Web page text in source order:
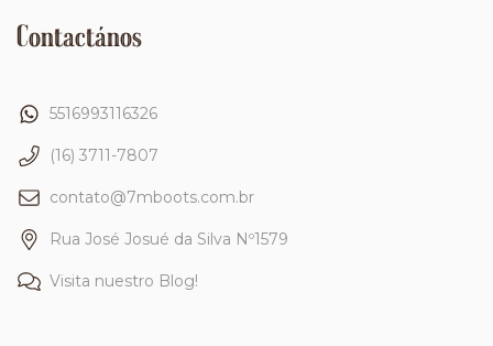
Contactános
5516993116326
(16) 3711-7807
contato@7mboots.com.br
Rua José Josué da Silva Nº1579
Visita nuestro Blog!